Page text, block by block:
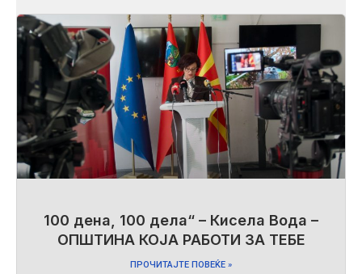
100 дена, 100 дела“ – Кисела Вода –
ОПШТИНА КОЈА РАБОТИ ЗА ТЕБЕ
ПРОЧИТАЈТЕ ПОВЕЌЕ »